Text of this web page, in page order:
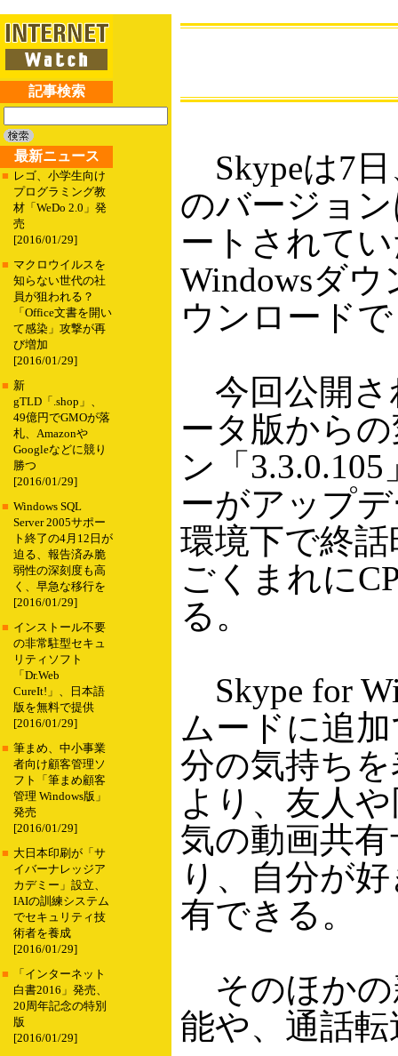
記事検索
最新ニュース
■ レゴ、小学生向け
プログラミング教
材「WeDo 2.0」発
売
[2016/01/29]
■ マクロウイルスを
知らない世代の社
員が狙われる？
「Office文書を開い
て感染」攻撃が再
び増加
[2016/01/29]
■ 新
gTLD「.shop」、
49億円でGMOが落
札、Amazonや
Googleなどに競り
勝つ
[2016/01/29]
■ Windows SQL
Server 2005サポー
ト終了の4月12日が
迫る、報告済み脆
弱性の深刻度も高
く、早急な移行を
[2016/01/29]
■ インストール不要
の非常駐型セキュ
リティソフト
「Dr.Web
CureIt!」、日本語
版を無料で提供
[2016/01/29]
■ 筆まめ、中小事業
者向け顧客管理ソ
フト「筆まめ顧客
管理 Windows版」
発売
[2016/01/29]
■ 大日本印刷が「サ
イバーナレッジア
カデミー」設立、
IAIの訓練システム
でセキュリティ技
術者を養成
[2016/01/29]
■
「インターネット
白書2016」発売、
20周年記念の特別
版
[2016/01/29]
Skypeは7日
のバージョ
ートされて
Windowsダ
ウンロード
今回公開さ
ータ版から
ン「
ーがアップ
環境下で終
ごくまれに
る。
Skype for
ムードに追
分の気持ち
より、友人
気の動画共
り、自分が
有できる。
そのほかの
能や、通話